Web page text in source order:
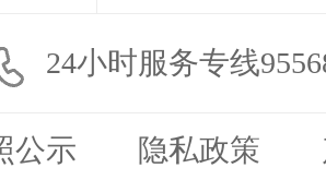
24小时服务专线
公示 隐私政策